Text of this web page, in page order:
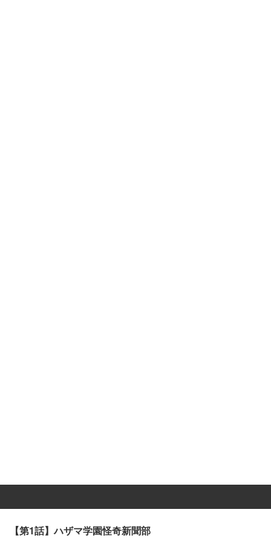
【第1話】ハザマ学園怪奇新聞部